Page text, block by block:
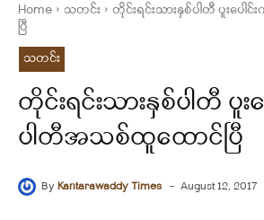
Home သတင်း
တိုင်းရင်းသားနှစ်ပါတီ ပူးပေ
ပြီ
သတင်း
တိုင်းရင်းသားနှစ်ပါတီ ပူး
ပါတီအသစ်ထူထောင်ပြီ
ByKantarawaddy Times - August 12, 2017